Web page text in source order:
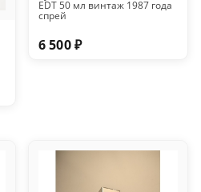
EDT 50 мл винтаж 1987 года
спрей
6 500 ₽